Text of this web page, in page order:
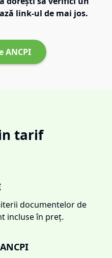
link-ul de mai jos.
ANCPI
tarif
documentelor de
incluse în preț.